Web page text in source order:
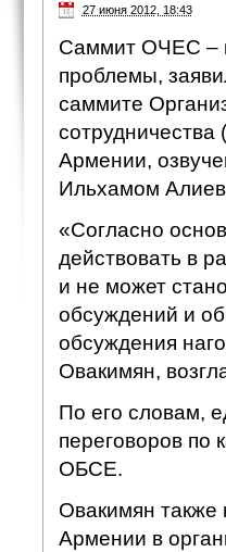
27 июня 2012, 18:43
Саммит ОЧЕС –
проблемы,
саммите
Армении,
Ильхамом
«Согласно
действовать в
и не может
обсуждений и
обсуждения
Овакимян,
По его словам,
переговоров по
ОБСЕ.
Овакимян также
Армении в